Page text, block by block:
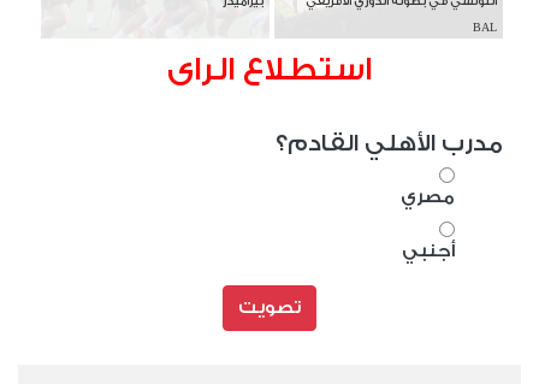
BAL
استطلاع الراى
مدرب الأهلي القادم؟
مصري
أجنبي
تصويت